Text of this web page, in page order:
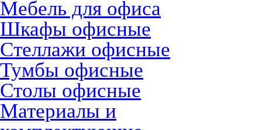
Мебель для офиса
Шкафы офисные
Стеллажи офисные
Тумбы офисные
Столы офисные
Материалы и